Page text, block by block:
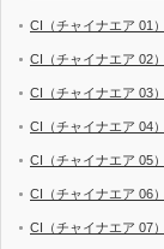
CI（チャイナエア 01）
CI（チャイナエア 02）
CI（チャイナエア 03）
CI（チャイナエア 04）
CI（チャイナエア 05）
CI（チャイナエア 06）
CI（チャイナエア 07）